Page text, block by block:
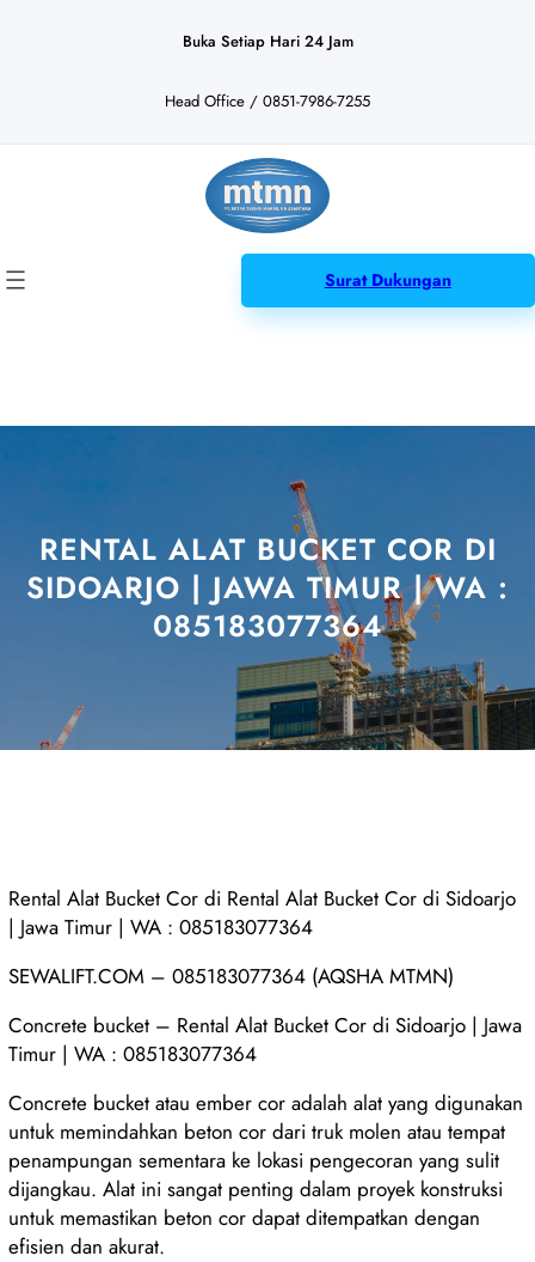
Buka Setiap Hari 24 Jam
Head Office / 0851-7986-7255
Surat Dukungan
RENTAL ALAT BUCKET COR DI
SIDOARJO | JAWA TIMUR | WA :
085183077364
Rental Alat Bucket Cor di Rental Alat Bucket Cor di Sidoarjo
| Jawa Timur | WA : 085183077364
SEWALIFT.COM – 085183077364 (AQSHA MTMN)
Concrete bucket – Rental Alat Bucket Cor di Sidoarjo | Jawa
Timur | WA : 085183077364
Concrete bucket atau ember cor adalah alat yang digunakan
untuk memindahkan beton cor dari truk molen atau tempat
penampungan sementara ke lokasi pengecoran yang sulit
dijangkau. Alat ini sangat penting dalam proyek konstruksi
untuk memastikan beton cor dapat ditempatkan dengan
efisien dan akurat.